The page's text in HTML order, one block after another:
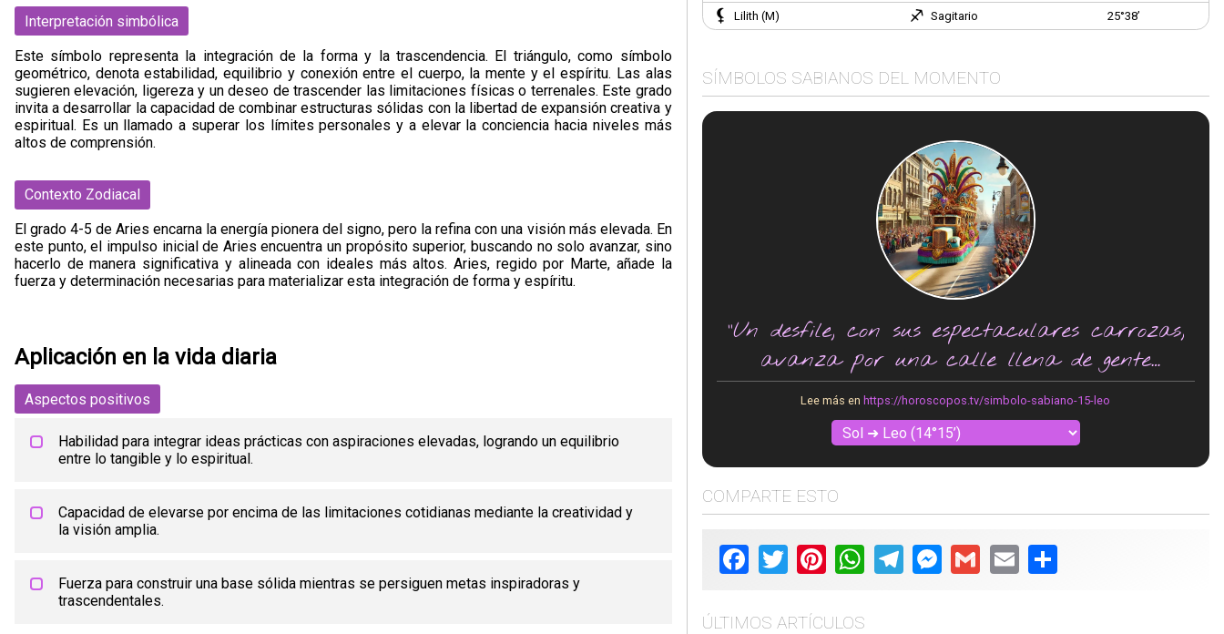
Interpretación simbólica
Este símbolo representa la integración de la forma y la trascendencia. El triángulo, como símbolo
geométrico, denota estabilidad, equilibrio y conexión entre el cuerpo, la mente y el espíritu. Las alas
sugieren elevación, ligereza y un deseo de trascender las limitaciones físicas o terrenales. Este grado
invita a desarrollar la capacidad de combinar estructuras sólidas con la libertad de expansión creativa y
espiritual. Es un llamado a superar los límites personales y a elevar la conciencia hacia niveles más
altos de comprensión.
Contexto Zodiacal
El grado 4-5 de Aries encarna la energía pionera del signo, pero la refina con una visión más elevada. En
este punto, el impulso inicial de Aries encuentra un propósito superior, buscando no solo avanzar, sino
hacerlo de manera significativa y alineada con ideales más altos. Aries, regido por Marte, añade la
fuerza y determinación necesarias para materializar esta integración de forma y espíritu.
Aplicación en la vida diaria
Aspectos positivos
Habilidad para integrar ideas prácticas con aspiraciones elevadas, logrando un equilibrio
entre lo tangible y lo espiritual.
Capacidad de elevarse por encima de las limitaciones cotidianas mediante la creatividad y
la visión amplia.
Fuerza para construir una base sólida mientras se persiguen metas inspiradoras y
trascendentales.
Lilith (M)
Sagitario 25°38’
SÍMBOLOS SABIANOS DEL MOMENTO
"Un desfile, con sus espectaculares carrozas,
avanza por una calle llena de gente
vitoreando."
Lee más en https://horoscopos.tv/simbolo-sabiano-15-leo
COMPARTE ESTO
Facebook
TwitterPinterestWhatsAppTelegramMessenger
Gmail Email
ÚLTIMOS ARTÍCULOS